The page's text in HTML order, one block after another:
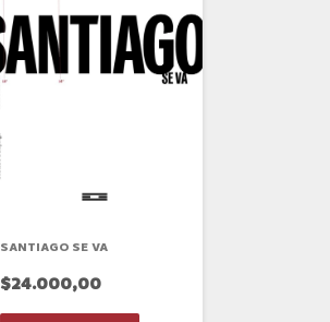
SANTIAGO SE VA
$24.000,00